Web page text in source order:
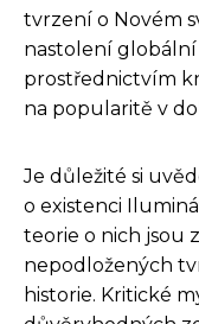
tvrzení o Novém
nastolení
prostřednictvím
na popularitě v
Je důležité si
o existenci
teorie o nich jsou
nepodložených
historie. Kritické